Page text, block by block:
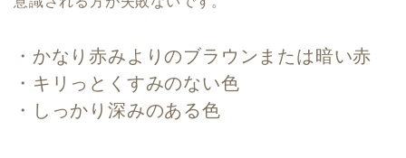
・かなり赤みよりのブラウンまたは暗い赤
・キリっとくすみのない色
・しっかり深みのある色